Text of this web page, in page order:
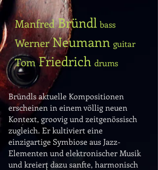
ManfredBründl bass
WernerNeumann guitar
TomFriedrich drums
Bründls aktuelle Kompositionen
erscheinen in einem völlig neuen
Kontext, groovig und zeitgenössisch
zugleich. Er kultiviert eine
einzigartige Symbiose aus Jazz-
Elementen und elektronischer Musik
und kreiert dazu sanfte, harmonisch